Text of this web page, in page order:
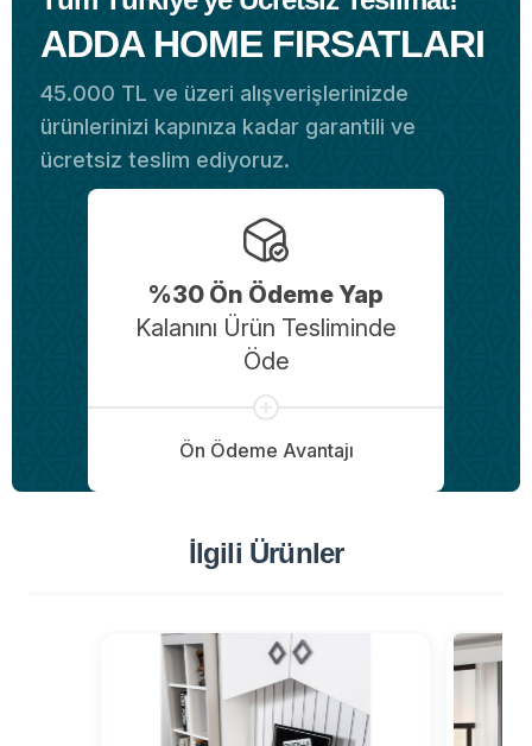
ADDA HOME FIRSATLARI
45.000 TL ve üzeri alışverişlerinizde
ürünlerinizi kapınıza kadar garantili ve
ücretsiz teslim ediyoruz.
%30 Ön Ödeme Yap
Kalanını Ürün Tesliminde
Öde
Ön Ödeme Avantajı
İlgili Ürünler